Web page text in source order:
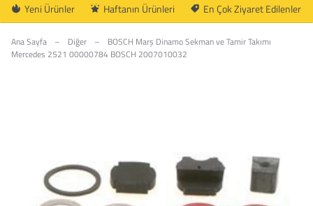
Yeni Ürünler Haftanın Ürünleri En Çok Ziyaret Edilenler
Ana Sayfa – Diğer –
BOSCH Marş Dinamo Sekman ve Tamir Takımı
Mercedes 2521 00000784 BOSCH 2007010032